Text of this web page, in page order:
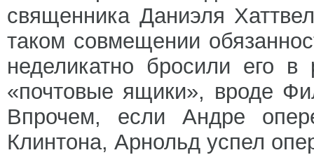
священника Даниэля
таком совмещении
неделикатно бросили его
«почтовые ящики», вроде
Впрочем, если Андре
Клинтона, Арнольд успел